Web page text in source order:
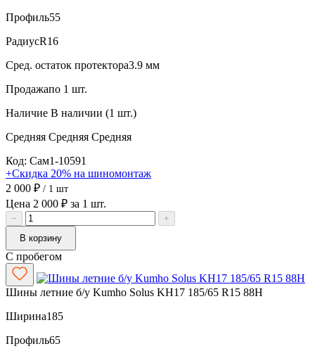
Профиль55
РадиусR16
Сред. остаток протектора3.9 мм
Продажапо 1 шт.
Наличие В наличии (1 шт.)
Средняя Средняя Средняя
Код: Сам1-10591
+Скидка 20% на шиномонтаж
2 000 ₽ / 1 шт
Цена 2 000 ₽ за 1 шт.
−
+
В корзину
С пробегом
Шины летние б/у Kumho Solus KH17 185/65 R15 88H
Ширина185
Профиль65